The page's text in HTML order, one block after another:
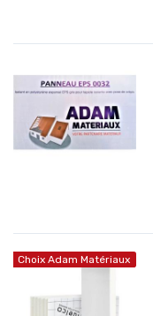
Choix Adam Matériaux